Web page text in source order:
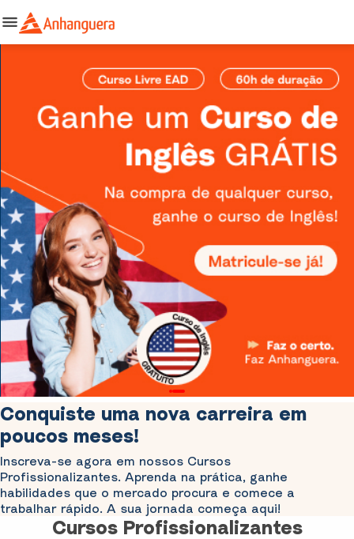
Conquiste uma nova carreira em
poucos meses!
Inscreva-se agora em nossos Cursos
Profissionalizantes. Aprenda na prática, ganhe
habilidades que o mercado procura e comece a
trabalhar rápido. A sua jornada começa aqui!
Cursos Profissionalizantes